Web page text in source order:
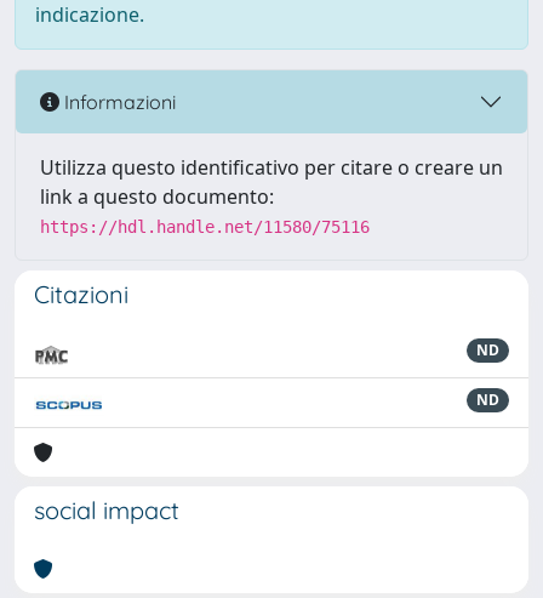
indicazione.
Informazioni
Utilizza questo identificativo per citare o creare un
link a questo documento:
https://hdl.handle.net/11580/75116
Citazioni
ND
ND
social impact